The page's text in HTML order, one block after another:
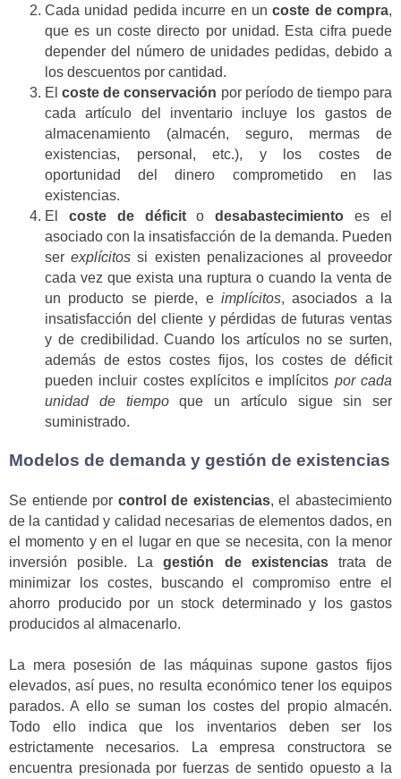
Cada unidad pedida incurre en uncoste de compra,
que es un coste directo por unidad. Esta cifra puede
depender del número de unidades pedidas, debido a
los descuentos por cantidad.
Elcoste de conservación por período de tiempo para
cada artículo del inventario incluye los gastos de
almacenamiento (almacén, seguro, mermas de
existencias, personal, etc.), y los costes de
oportunidad del dinero comprometido en las
existencias.
El coste de déficito desabastecimientoes el
asociado con la insatisfacción de la demanda. Pueden
serexplícitossi existen penalizaciones al proveedor
cada vez que exista una ruptura o cuando la venta de
un producto se pierde, e implícitos, asociados a la
insatisfacción del cliente y pérdidas de futuras ventas
y de credibilidad. Cuando los artículos no se surten,
además de estos costes fijos, los costes de déficit
pueden incluir costes explícitos e implícitos por cada
unidad de tiempoque un artículo sigue sin ser
suministrado.
Modelos de demanda y gestión de existencias
Se entiende por control de existencias, el abastecimiento
de la cantidad y calidad necesarias de elementos dados, en
el momento y en el lugar en que se necesita, con la menor
inversión posible. Lagestión de existenciastrata de
minimizar los costes, buscando el compromiso entre el
ahorro producido por un stock determinado y los gastos
producidos al almacenarlo.
La mera posesión de las máquinas supone gastos fijos
elevados, así pues, no resulta económico tener los equipos
parados. A ello se suman los costes del propio almacén.
Todo ello indica que los inventarios deben ser los
estrictamente necesarios. La empresa constructora se
encuentra presionada por fuerzas de sentido opuesto a la